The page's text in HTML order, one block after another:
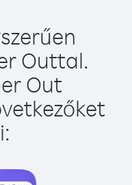
Outtal.
Out